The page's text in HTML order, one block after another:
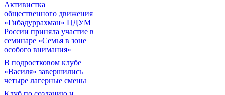
Активистка
общественного движения
«Гибадуррахман» ЦДУМ
России приняла участие в
семинаре «Семья в зоне
особого внимания»
В подростковом клубе
«Василя» завершились
четыре лагерные смены